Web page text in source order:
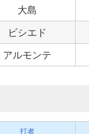
大島
ビシエド
アルモンテ
打者